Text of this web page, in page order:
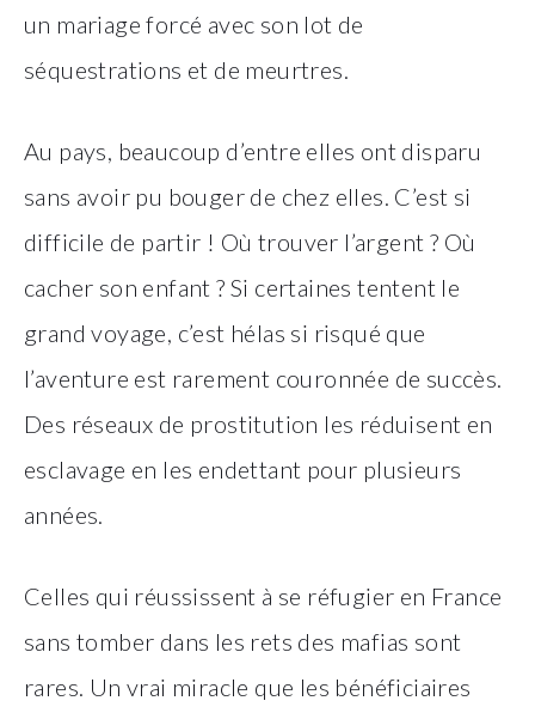
un mariage forcé avec son lot de
séquestrations et de meurtres.
Au pays, beaucoup d’entre elles ont disparu
sans avoir pu bouger de chez elles. C’est si
difficile de partir ! Où trouver l’argent ? Où
cacher son enfant ? Si certaines tentent le
grand voyage, c’est hélas si risqué que
l’aventure est rarement couronnée de succès.
Des réseaux de prostitution les réduisent en
esclavage en les endettant pour plusieurs
années.
Celles qui réussissent à se réfugier en France
sans tomber dans les rets des mafias sont
rares. Un vrai miracle que les bénéficiaires